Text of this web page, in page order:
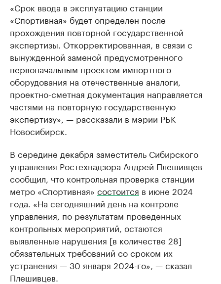
«Срок ввода в эксплуатацию станции
«Спортивная» будет определен после
прохождения повторной государственной
экспертизы. Откорректированная, в связи с
вынужденной заменой предусмотренного
первоначальным проектом импортного
оборудования на отечественные аналоги,
проектно-сметная документация направляется
частями на повторную государственную
экспертизу», — рассказали в мэрии РБК
Новосибирск.
В середине декабря заместитель Сибирского
управления Ростехнадзора Андрей Плешивцев
сообщил, что контрольная проверка станции
метро «Спортивная» состоится в июне 2024
года. «На сегодняшний день на контроле
управления, по результатам проведенных
контрольных мероприятий, остаются
выявленные нарушения [в количестве 28]
обязательных требований со сроком их
устранения — 30 января 2024-го», — сказал
Плешивцев.